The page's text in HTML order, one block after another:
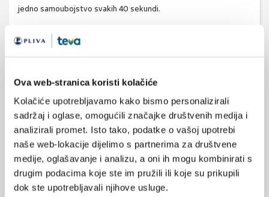
Ova web-stranica koristi kolačiće
Kolačiće upotrebljavamo kako bismo personalizirali
sadržaj i oglase, omogućili značajke društvenih medija i
analizirali promet. Isto tako, podatke o vašoj upotrebi
naše web-lokacije dijelimo s partnerima za društvene
medije, oglašavanje i analizu, a oni ih mogu kombinirati s
drugim podacima koje ste im pružili ili koje su prikupili
dok ste upotrebljavali njihove usluge.
jedno samoubojstvo svakih 40 sekundi.
broja počinjenih samoubojstava. Prema procjenama oko 5%
Samoubojstva čine više od polovine nasilnih smrti u svijetu –
više nego sve smrti zbog ratova i ubojstava.
U mnogim razvijenim zemljama samoubojstava se nalaze na 2. ili
3. mjestu vodećih uzroka smrti kod adolescenata i mlađih
odraslih osoba te na 13. mjestu uzroka smrti kod osoba svih
dobi.